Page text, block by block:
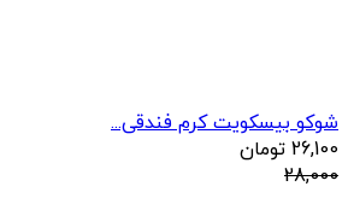
شوکو بیسکویت کرم فندقی...
26,100 تومان
28,000